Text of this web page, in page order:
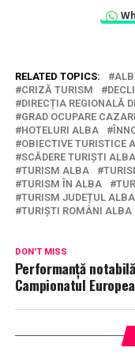
RELATED TOPICS:
CRIZĂ TURISM
DIRECȚIA REGIONALĂ
GRAD OCUPARE
HOTELURI ALBA
OBIECTIVE TURISTICE
SCĂDERE TURIȘTI ALBA
TURISM ALBA
TURISM ÎN ALBA
TURISM JUDEȚUL ALBA
TURIȘTI ROMÂNI ALBA
DON'T MISS
Performanță
Campionatul